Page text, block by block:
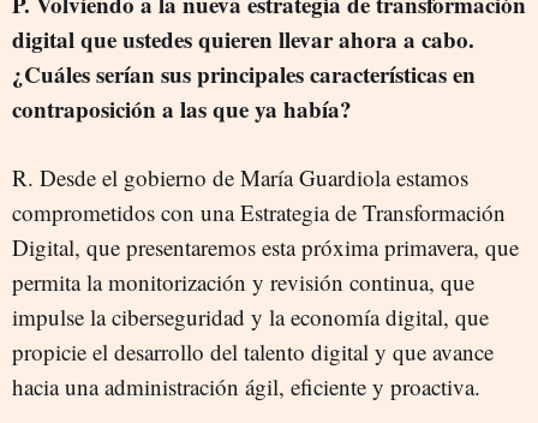
digital que ustedes quieren llevar ahora a cabo.
¿Cuáles serían sus principales características en
contraposición a las que ya había?
R. Desde el gobierno de María Guardiola estamos
comprometidos con una Estrategia de Transformación
Digital, que presentaremos esta próxima primavera, que
permita la monitorización y revisión continua, que
impulse la ciberseguridad y la economía digital, que
propicie el desarrollo del talento digital y que avance
hacia una administración ágil, eficiente y proactiva.